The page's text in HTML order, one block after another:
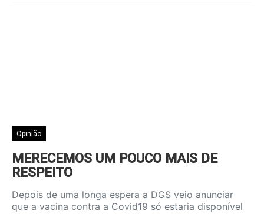
Opinião
MERECEMOS UM POUCO MAIS DE
RESPEITO
Depois de uma longa espera a DGS veio anunciar
que a vacina contra a Covid19 só estaria disponível